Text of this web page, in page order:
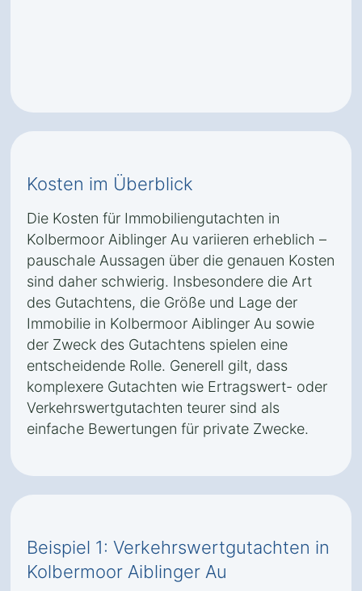
Kosten im Überblick
Die Kosten für Immobiliengutachten in
Kolbermoor Aiblinger Au variieren erheblich –
pauschale Aussagen über die genauen Kosten
sind daher schwierig. Insbesondere die Art
des Gutachtens, die Größe und Lage der
Immobilie in Kolbermoor Aiblinger Au sowie
der Zweck des Gutachtens spielen eine
entscheidende Rolle. Generell gilt, dass
komplexere Gutachten wie Ertragswert- oder
Verkehrswertgutachten teurer sind als
einfache Bewertungen für private Zwecke.
Beispiel 1: Verkehrswertgutachten in
Kolbermoor Aiblinger Au